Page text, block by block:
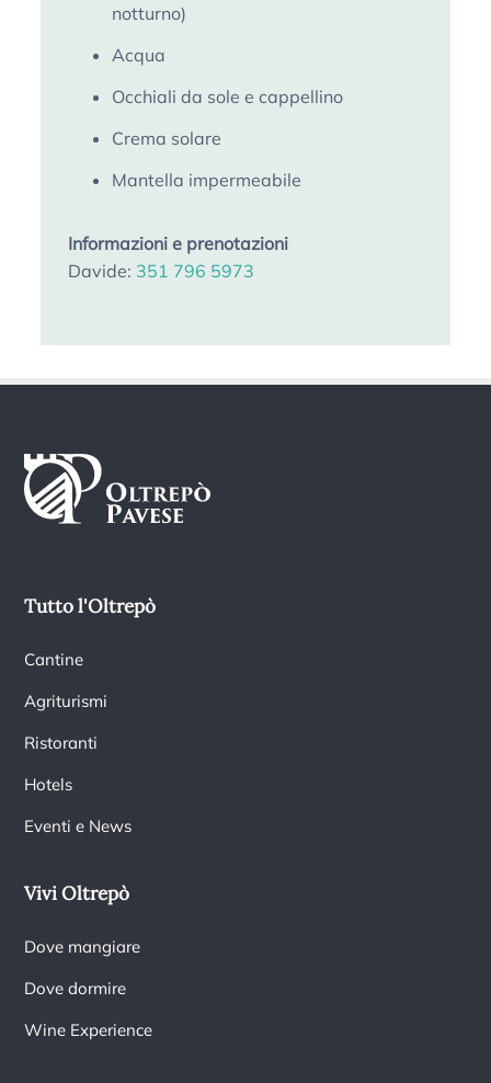
notturno)
Acqua
Occhiali da sole e cappellino
Crema solare
Mantella impermeabile
Informazioni e prenotazioni
Davide: 351 796 5973
Tutto l'Oltrepò
Cantine
Agriturismi
Ristoranti
Hotels
Eventi e News
Vivi Oltrepò
Dove mangiare
Dove dormire
Wine Experience